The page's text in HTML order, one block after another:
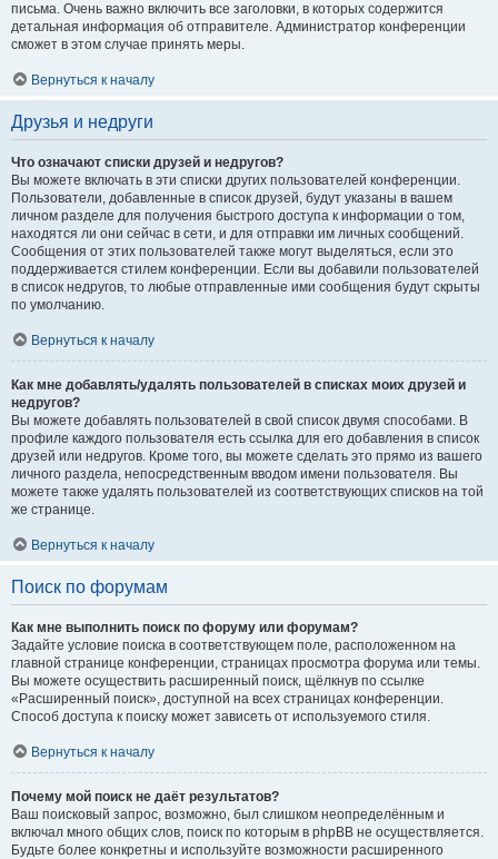
письма. Очень важно включить все заголовки, в которых содержится
детальная информация об отправителе. Администратор конференции
сможет в этом случае принять меры.
Вернуться к началу
Друзья и недруги
Что означают списки друзей и недругов?
Вы можете включать в эти списки других пользователей конференции.
Пользователи, добавленные в список друзей, будут указаны в вашем
личном разделе для получения быстрого доступа к информации о том,
находятся ли они сейчас в сети, и для отправки им личных сообщений.
Сообщения от этих пользователей также могут выделяться, если это
поддерживается стилем конференции. Если вы добавили пользователей
в список недругов, то любые отправленные ими сообщения будут скрыты
по умолчанию.
Вернуться к началу
Как мне добавлять/удалять пользователей в списках моих друзей и
недругов?
Вы можете добавлять пользователей в свой список двумя способами. В
профиле каждого пользователя есть ссылка для его добавления в список
друзей или недругов. Кроме того, вы можете сделать это прямо из вашего
личного раздела, непосредственным вводом имени пользователя. Вы
можете также удалять пользователей из соответствующих списков на той
же странице.
Вернуться к началу
Поиск по форумам
Как мне выполнить поиск по форуму или форумам?
Задайте условие поиска в соответствующем поле, расположенном на
главной странице конференции, страницах просмотра форума или темы.
Вы можете осуществить расширенный поиск, щёлкнув по ссылке
«Расширенный поиск», доступной на всех страницах конференции.
Способ доступа к поиску может зависеть от используемого стиля.
Вернуться к началу
Почему мой поиск не даёт результатов?
Ваш поисковый запрос, возможно, был слишком неопределённым и
включал много общих слов, поиск по которым в phpBB не осуществляется.
Будьте более конкретны и используйте возможности расширенного